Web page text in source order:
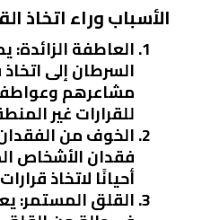
الأسباب وراء اتخاذ
العاطفة الزائدة:
السرطان إلى
مشاعرهم
للقرارات غير
الخوف من
فقدان الأشخاص
أحيانًا لاتخاذ
القلق المستمر: